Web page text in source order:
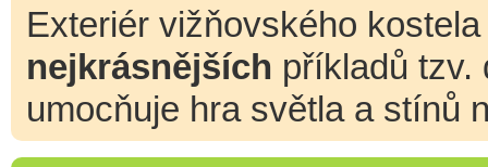
Exteriér vižňovského
nejkrásnějších příkladů tzv.
umocňuje hra světla a stínů